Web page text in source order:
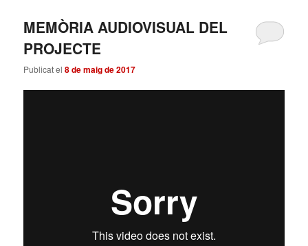
MEMÒRIA AUDIOVISUAL DEL
PROJECTE
Publicat el8 de maig de 2017